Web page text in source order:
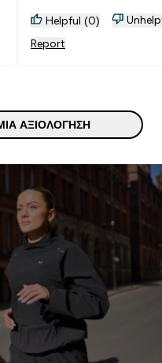
όπως άλλα προϊόντα αλλά
όπως άλλα αντίστοιχες
Helpful (0)
Report
ΑΞΙΟΛΌΓΗΣΗ